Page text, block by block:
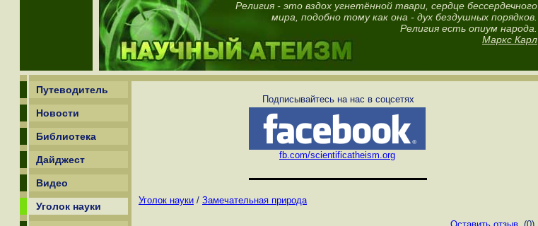
Религия - это вздох угнетённой твари, сердце бессердечного
мира, подобно тому как она - дух бездушных порядков.
Религия есть опиум народа.
Маркс Карл
Путеводитель
Новости
Библиотека
Дайджест
Видео
Уголок науки
Подписывайтесь на нас в соцсетях
fb.com/scientificatheism.org
Уголок науки / Замечательная природа